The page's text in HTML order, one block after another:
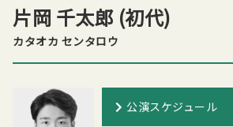
片岡 千太郎 (初代)
カタオカ センタロウ
公演スケジュール